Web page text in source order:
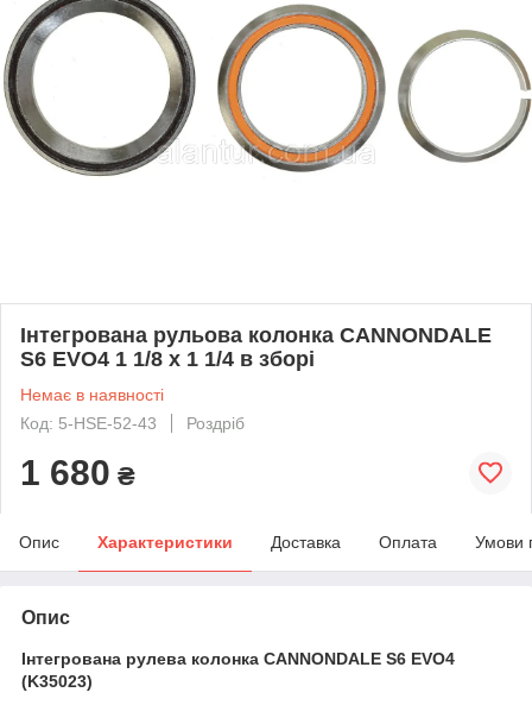
Інтегрована рульова колонка CANNONDALE
S6 EVO4 1 1/8 х 1 1/4 в зборі
Немає в наявності
Код: 5-HSE-52-43
Роздріб
1 680 ₴
Опис Характеристики Доставка Оплата Умови
Опис
Інтегрована рулева колонка CANNONDALE S6 EVO4
(K35023)